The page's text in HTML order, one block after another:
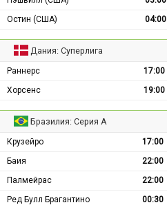
Остин (США)
04:00
Дания: Суперлига
Раннерс 17:00
Хорсенс
19:00
Бразилия: Серия А
Крузейро 17:00
Баия
22:00
Палмейрас
22:00
Ред Булл Брагантино
00:30